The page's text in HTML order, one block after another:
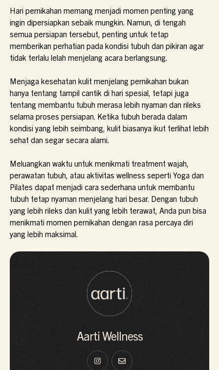
Hari pernikahan memang menjadi momen penting yang
ingin dipersiapkan sebaik mungkin. Namun, di tengah
semua persiapan tersebut, penting untuk tetap
memberikan perhatian pada kondisi tubuh dan pikiran agar
tidak terlalu lelah menjelang acara berlangsung.
Menjaga kesehatan kulit menjelang pernikahan bukan
hanya tentang tampil cantik di hari spesial, tetapi juga
tentang membantu tubuh merasa lebih nyaman dan rileks
selama proses persiapan. Ketika tubuh berada dalam
kondisi yang lebih seimbang, kulit biasanya ikut terlihat lebih
sehat dan segar secara alami.
Meluangkan waktu untuk menikmati treatment wajah,
perawatan tubuh, atau aktivitas wellness seperti Yoga dan
Pilates dapat menjadi cara sederhana untuk membantu
tubuh tetap nyaman menjelang hari besar. Dengan tubuh
yang lebih rileks dan kulit yang lebih terawat, Anda pun bisa
menikmati momen pernikahan dengan rasa percaya diri
yang lebih maksimal.
Aarti Wellness